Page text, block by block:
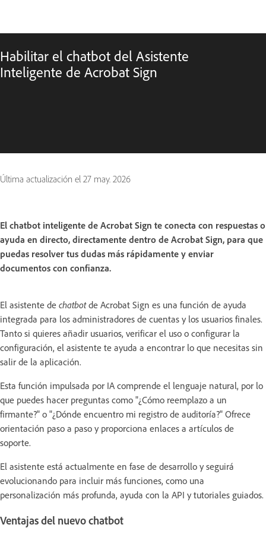
Habilitar el chatbot del Asistente
Inteligente de Acrobat Sign
Última actualización el 27 may. 2026
El chatbot inteligente de Acrobat Sign te conecta con respuestas o
ayuda en directo, directamente dentro de Acrobat Sign, para que
puedas resolver tus dudas más rápidamente y enviar
documentos con confianza.
El asistente de chatbotde Acrobat Sign es una función de ayuda
integrada para los administradores de cuentas y los usuarios finales.
Tanto si quieres añadir usuarios, verificar el uso o configurar la
configuración, el asistente te ayuda a encontrar lo que necesitas sin
salir de la aplicación.
Esta función impulsada por IA comprende el lenguaje natural, por lo
que puedes hacer preguntas como "¿Cómo reemplazo a un
firmante?" o "¿Dónde encuentro mi registro de auditoría?" Ofrece
orientación paso a paso y proporciona enlaces a artículos de
soporte.
El asistente está actualmente en fase de desarrollo y seguirá
evolucionando para incluir más funciones, como una
personalización más profunda, ayuda con la API y tutoriales guiados.
Ventajas del nuevo chatbot